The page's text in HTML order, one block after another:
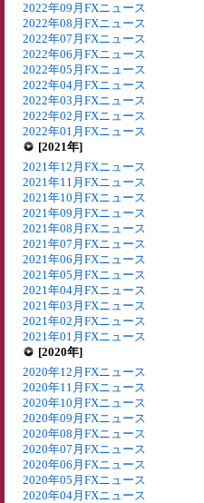
2022年09月FXニュース
2022年08月FXニュース
2022年07月FXニュース
2022年06月FXニュース
2022年05月FXニュース
2022年04月FXニュース
2022年03月FXニュース
2022年02月FXニュース
2022年01月FXニュース
[2021年]
2021年12月FXニュース
2021年11月FXニュース
2021年10月FXニュース
2021年09月FXニュース
2021年08月FXニュース
2021年07月FXニュース
2021年06月FXニュース
2021年05月FXニュース
2021年04月FXニュース
2021年03月FXニュース
2021年02月FXニュース
2021年01月FXニュース
[2020年]
2020年12月FXニュース
2020年11月FXニュース
2020年10月FXニュース
2020年09月FXニュース
2020年08月FXニュース
2020年07月FXニュース
2020年06月FXニュース
2020年05月FXニュース
2020年04月FXニュース